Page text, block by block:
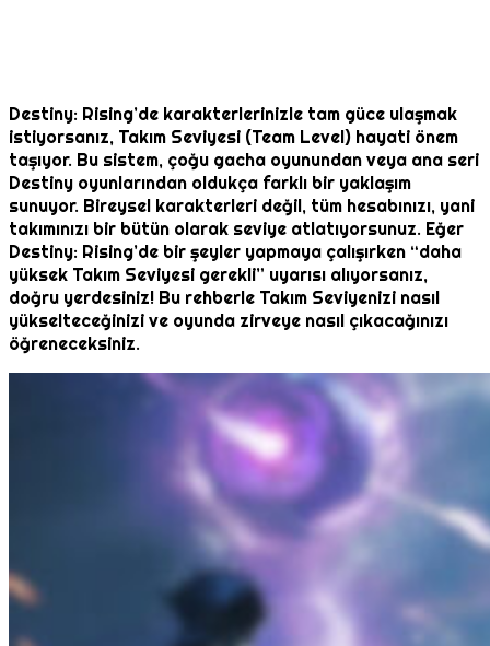
Destiny: Rising’de karakterlerinizle tam güce ulaşmak
istiyorsanız, Takım Seviyesi (Team Level) hayati önem
taşıyor. Bu sistem, çoğu gacha oyunundan veya ana seri
Destiny oyunlarından oldukça farklı bir yaklaşım
sunuyor. Bireysel karakterleri değil, tüm hesabınızı, yani
takımınızı bir bütün olarak seviye atlatıyorsunuz. Eğer
Destiny: Rising’de bir şeyler yapmaya çalışırken “daha
yüksek Takım Seviyesi gerekli” uyarısı alıyorsanız,
doğru yerdesiniz! Bu rehberle Takım Seviyenizi nasıl
yükselteceğinizi ve oyunda zirveye nasıl çıkacağınızı
öğreneceksiniz.